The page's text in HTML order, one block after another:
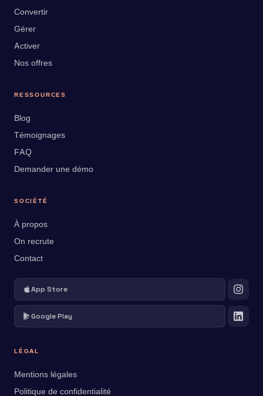
Convertir
Gérer
Activer
Nos offres
RESSOURCES
Blog
Témoignages
FAQ
Demander une démo
SOCIÉTÉ
À propos
On recrute
Contact
App Store
Google Play
LÉGAL
Mentions légales
Politique de confidentialité